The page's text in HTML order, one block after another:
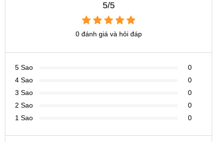
Trả máy khách hàng nhận lại háy hài lòng, và lễ
tân lập phiếu bảo hành cho khách hàng.
Lưu ý:Để đảm bảo tính minh bạch khách hàng có thể theo
dõi toàn bộ quá trình trực tiếp hoặc qua camera, kí tên lên
sản phẩm nếu cần thiết.
Tại Hà Nội
CN 1:120 Thái Hà, Q. Đống Đa
5/5
0 đánh giá và hỏi đáp
5 Sao
0
4 Sao
0
3 Sao
0
2 Sao
0
1 Sao
0